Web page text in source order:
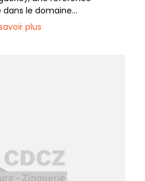
le domaine...
plus